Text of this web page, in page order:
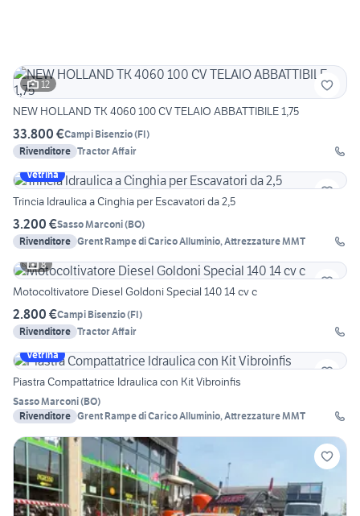
12
NEW HOLLAND TK 4060 100 CV TELAIO ABBATTIBILE 1,75
33.800 €Campi Bisenzio(FI)
Rivenditore Tractor Affair
Vetrina
Trincia Idraulica a Cinghia per Escavatori da 2,5
3.200 €Sasso Marconi(BO)
Rivenditore Grent Rampe di Carico Alluminio, Attrezzature MMT
8
Motocoltivatore Diesel Goldoni Special 140 14 cv c
2.800 €Campi Bisenzio(FI)
Rivenditore Tractor Affair
Vetrina
Piastra Compattatrice Idraulica con Kit Vibroinfis
Sasso Marconi(BO)
Rivenditore Grent Rampe di Carico Alluminio, Attrezzature MMT